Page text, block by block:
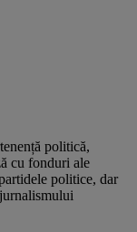
politică,
cu fonduri ale
politice, dar